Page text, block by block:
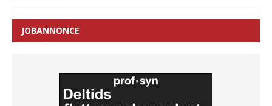
JOBANNONCE